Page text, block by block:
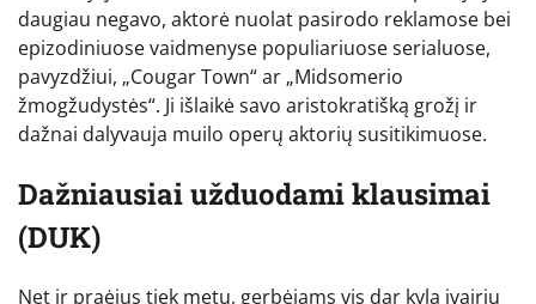
daugiau negavo, aktorė nuolat pasirodo reklamose bei
epizodiniuose vaidmenyse populiariuose serialuose,
pavyzdžiui, „Cougar Town“ ar „Midsomerio
žmogžudystės“. Ji išlaikė savo aristokratišką grožį ir
dažnai dalyvauja muilo operų aktorių susitikimuose.
Dažniausiai užduodami klausimai
(DUK)
Net ir praėjus tiek metų, gerbėjams vis dar kyla įvairių